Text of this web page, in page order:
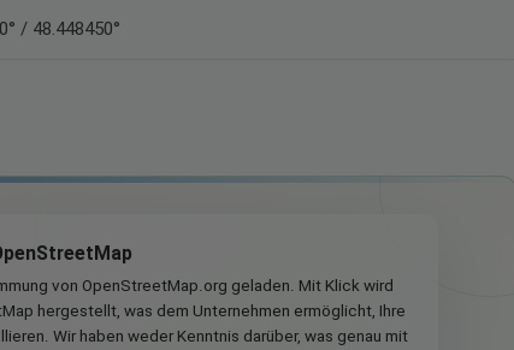
/ 48.448450°
von OpenStreetMap.org geladen. Mit Klick wird
hergestellt, was dem Unternehmen ermöglicht, Ihre
Wir haben weder Kenntnis darüber, was genau mit